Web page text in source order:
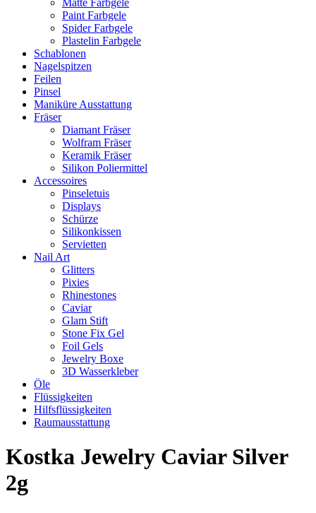
Matte Farbgele
Paint Farbgele
Spider Farbgele
Plastelin Farbgele
Schablonen
Nagelspitzen
Feilen
Pinsel
Maniküre Ausstattung
Fräser
Diamant Fräser
Wolfram Fräser
Keramik Fräser
Silikon Poliermittel
Accessoires
Pinseletuis
Displays
Schürze
Silikonkissen
Servietten
Nail Art
Glitters
Pixies
Rhinestones
Caviar
Glam Stift
Stone Fix Gel
Foil Gels
Jewelry Boxe
3D Wasserkleber
Öle
Flüssigkeiten
Hilfsflüssigkeiten
Raumausstattung
Kostka Jewelry Caviar Silver
2g